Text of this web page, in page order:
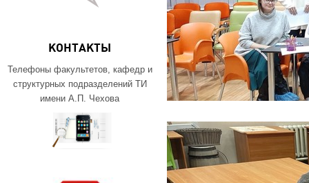
КОНТАКТЫ
Телефоны факультетов, кафедр и
структурных подразделений ТИ
имени А.П. Чехова